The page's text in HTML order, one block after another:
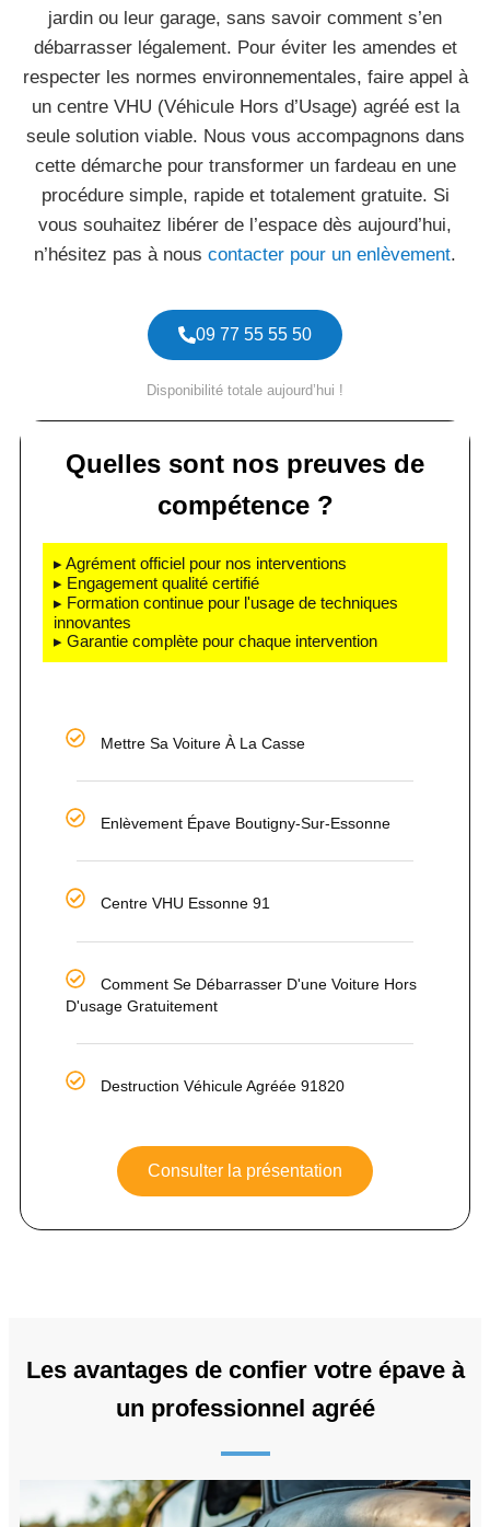
jardin ou leur garage, sans savoir comment s’en
débarrasser légalement. Pour éviter les amendes et
respecter les normes environnementales, faire appel à
un centre VHU (Véhicule Hors d’Usage) agréé est la
seule solution viable. Nous vous accompagnons dans
cette démarche pour transformer un fardeau en une
procédure simple, rapide et totalement gratuite. Si
vous souhaitez libérer de l’espace dès aujourd’hui,
n’hésitez pas à nous contacter pour un enlèvement.
09 77 55 55 50
Disponibilité totale aujourd’hui !
Quelles sont nos preuves de
compétence ?
▸ Agrément officiel pour nos interventions
▸ Engagement qualité certifié
▸ Formation continue pour l'usage de techniques
innovantes
▸ Garantie complète pour chaque intervention
Mettre Sa Voiture À La Casse
Enlèvement Épave Boutigny-Sur-Essonne
Centre VHU Essonne 91
Comment Se Débarrasser D'une Voiture Hors
D'usage Gratuitement
Destruction Véhicule Agréée 91820
Consulter la présentation
Les avantages de confier votre épave à
un professionnel agréé